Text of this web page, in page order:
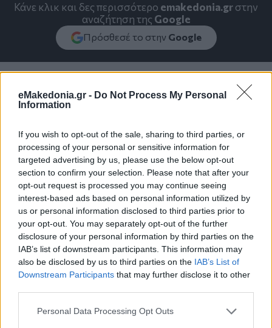
eMakedonia.gr - Do Not Process My Personal
Information
If you wish to opt-out of the sale, sharing to third parties, or
processing of your personal or sensitive information for
targeted advertising by us, please use the below opt-out
section to confirm your selection. Please note that after your
opt-out request is processed you may continue seeing
interest-based ads based on personal information utilized by
us or personal information disclosed to third parties prior to
your opt-out. You may separately opt-out of the further
disclosure of your personal information by third parties on the
IAB’s list of downstream participants. This information may
also be disclosed by us to third parties on the IAB’s List of
Downstream Participants that may further disclose it to other
Please note that this website/app uses one or more Google
Personal Data Processing Opt Outs
Κάνε κλικ και δες περισσότερο emakedonia.grστην
αναζήτηση της Google
Πρόσθεσέ το στην Google
ΔΙΕΘΝΗ Κυριάκος Μητσοτάκης Τουρκία